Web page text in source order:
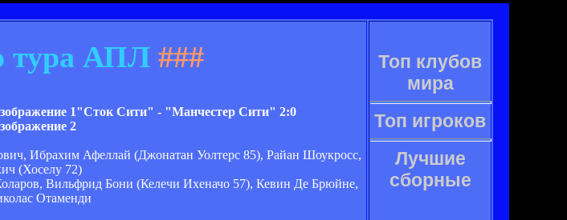
тура АПЛ ###
"Сток Сити" - "Манчестер Сити" 2:0
Ибрахим Афеллай (Джонатан Уолтерс 85), Райан Шоукросс,
(Хоселу 72)
Вильфрид Бони (Келечи Ихеначо 57), Кевин Де Брюйне,
Отаменди
Топ клубов
мира
Топ игроков
Лучшие
сборные